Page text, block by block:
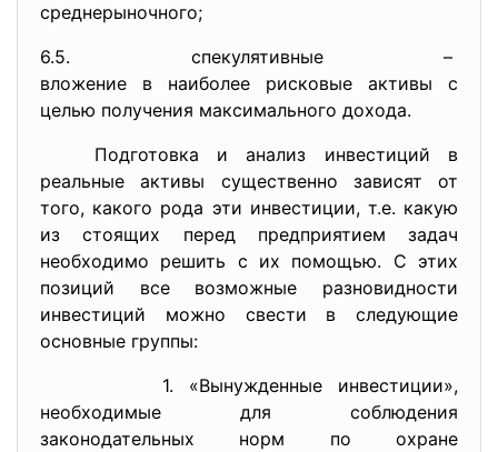
среднерыночного;
6.5. спекулятивные –
вложение в наиболее рисковые активы с
целью получения максимального дохода.
Подготовка и анализ инвестиций в
реальные активы существенно зависят от
того, какого рода эти инвестиции, т.е. какую
из стоящих перед предприятием задач
необходимо решить с их помощью. С этих
позиций все возможные разновидности
инвестиций можно свести в следующие
основные группы:
1. «Вынужденные инвестиции»,
необходимые для соблюдения
законодательных норм по охране